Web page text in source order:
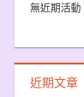
無近期活動
近期文章